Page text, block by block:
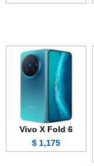
Vivo X Fold 6
1,175 $